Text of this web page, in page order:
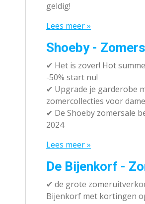
geldig!
Lees meer »
Shoeby -
✔ Het is zover! Hot
-50% start nu!
✔ Upgrade je garderobe
zomercollecties voor
✔ De Shoeby zomersale
2024
Lees meer »
De Bijenkorf -
✔ de grote
Bijenkorf met kortingen